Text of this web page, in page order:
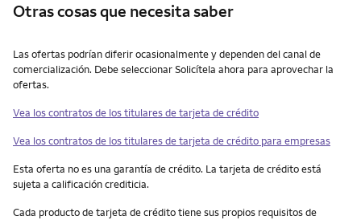
Otras cosas que necesita saber
Otras cosas que necesita saber
Las ofertas podrían diferir ocasionalmente y dependen del canal de
comercialización. Debe seleccionar Solicítela ahora para aprovechar la
ofertas.
Vea los contratos de los titulares de tarjeta de crédito
Vea los contratos de los titulares de tarjeta de crédito para empresas
Esta oferta no es una garantía de crédito. La tarjeta de crédito está
sujeta a calificación crediticia.
Cada producto de tarjeta de crédito tiene sus propios requisitos de